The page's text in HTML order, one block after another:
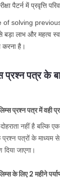
पैटर्न में प्रवृत्ति
of solving
बड़ा लाभ और महत्व
करना है।
प्रश्न पत्र के
प्रश्न पत्र में वही
नहीं है बल्कि
प्रश्न पत्रों के माध्यम
दिया जाएगा।
के लिए 2 महीने